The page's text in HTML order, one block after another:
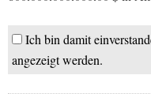
Ich bin damit
angezeigt werden.